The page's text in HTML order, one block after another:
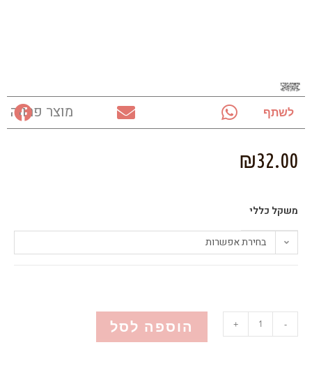
מוצר פרווה לשתף
₪32.00
משקל כללי
בחירת אפשרות
-
+ הוספה לסל